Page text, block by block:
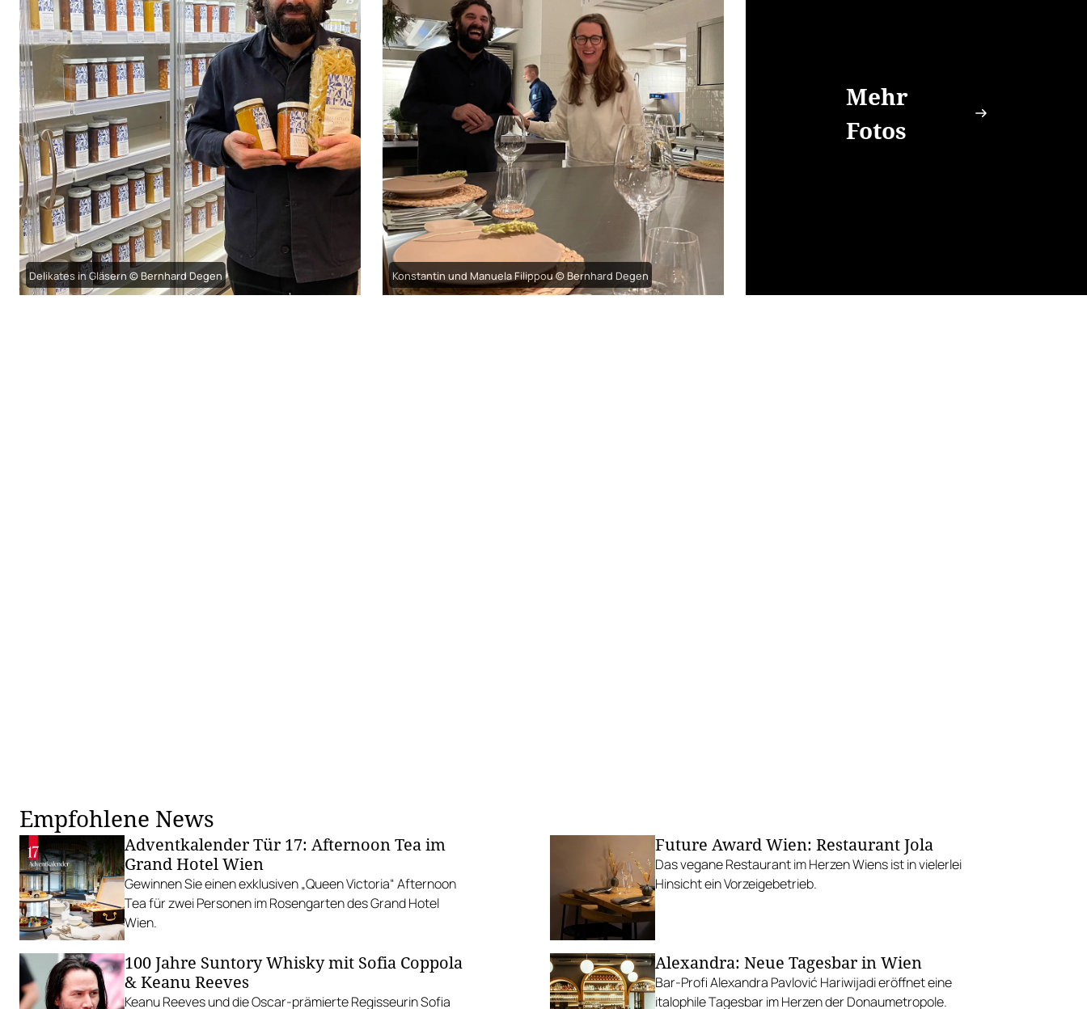
Delikates in Gläsern © Bernhard Degen Konstantin und Manuela Filippou © Bernhard Degen
Mehr
Fotos
Empfohlene News
Adventkalender Tür 17: Afternoon Tea im
Grand Hotel Wien
Gewinnen Sie einen exklusiven „Queen Victoria“ Afternoon
Tea für zwei Personen im Rosengarten des Grand Hotel
Wien.
Future Award Wien: Restaurant Jola
Das vegane Restaurant im Herzen Wiens ist in vielerlei
Hinsicht ein Vorzeigebetrieb.
100 Jahre Suntory Whisky mit Sofia Coppola
& Keanu Reeves
Keanu Reeves und die Oscar-prämierte Regisseurin Sofia
Alexandra: Neue Tagesbar in Wien
Bar-Profi Alexandra Pavlović Hariwijadi eröffnet eine
italophile Tagesbar im Herzen der Donaumetropole.